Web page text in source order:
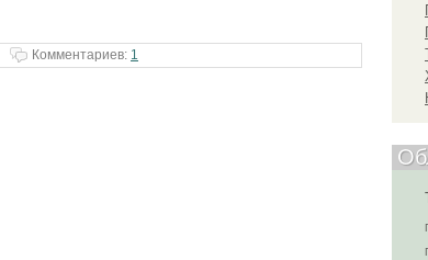
Комментариев: 1